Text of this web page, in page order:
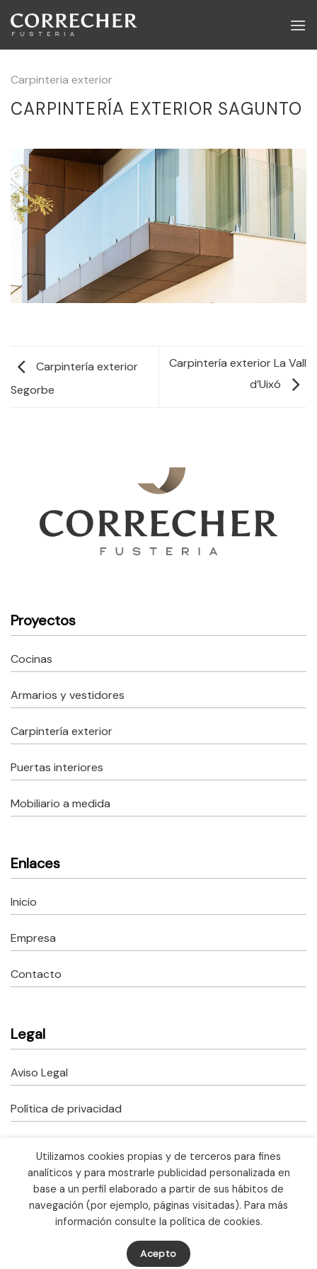
to
Carpinteria exterior
CARPINTERÍA EXTERIOR SAGUNTO
Carpintería exterior
Segorbe
Carpintería exterior La Vall
d’Uixó
Proyectos
Cocinas
Armarios y vestidores
Carpintería exterior
Puertas interiores
Mobiliario a medida
Enlaces
Inicio
Empresa
Contacto
Legal
Aviso Legal
Política de privacidad
Copyright © 2023 Fusteria Correcher.
Todos los derechos reservados.Ayudas Kit Digital
Made with ♥ by
Utilizamos cookies propias y de terceros para fines
analíticos y para mostrarle publicidad personalizada en
base a un perfil elaborado a partir de sus hábitos de
navegación (por ejemplo, páginas visitadas). Para más
información consulte la política de cookies.
Acepto